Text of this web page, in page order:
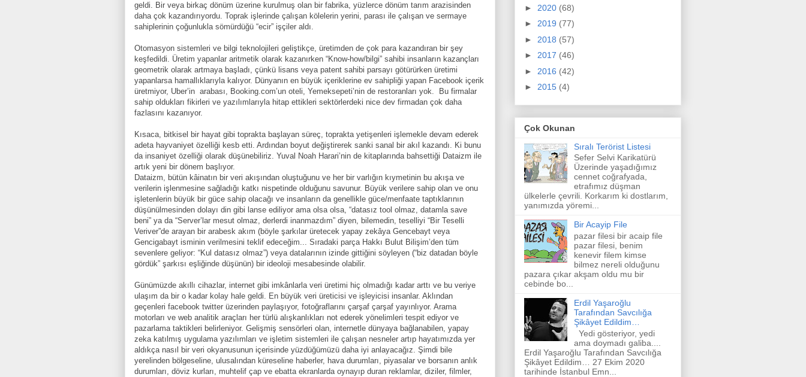
geldi. Bir veya birkaç dönüm üzerine kurulmuş olan bir fabrika, yüzlerce dönüm tarım arazisinden
daha çok kazandırıyordu. Toprak işlerinde çalışan kölelerin yerini, parası ile çalışan ve sermaye
sahiplerinin çoğunlukla sömürdüğü “ecir” işçiler aldı.
Otomasyon sistemleri ve bilgi teknolojileri geliştikçe, üretimden de çok para kazandıran bir şey
keşfedildi. Üretim yapanlar aritmetik olarak kazanırken “Know-how/bilgi” sahibi insanların kazançları
geometrik olarak artmaya başladı, çünkü lisans veya patent sahibi parsayı götürürken üretimi
yapanlarsa hamallıklarıyla kalıyor. Dünyanın en büyük içeriklerine ev sahipliği yapan Facebook içerik
üretmiyor, Uber’in arabası, Booking.com’un oteli, Yemeksepeti’nin de restoranları yok.
Bu firmalar
sahip oldukları fikirleri ve yazılımlarıyla hitap ettikleri sektörlerdeki nice dev firmadan çok daha
fazlasını kazanıyor.
Kısaca, bitkisel bir hayat gibi toprakta başlayan süreç, toprakta yetişenleri işlemekle devam ederek
adeta hayvaniyet özelliği kesb etti. Ardından boyut değiştirerek sanki sanal bir akıl kazandı. Ki bunu
da insaniyet özelliği olarak düşünebiliriz. Yuval Noah Harari’nin de kitaplarında bahsettiği Dataizm ile
artık yeni bir dönem başlıyor.
Dataizm, bütün kâinatın bir veri akışından oluştuğunu ve her bir varlığın kıymetinin bu akışa ve
verilerin işlenmesine sağladığı katkı nispetinde olduğunu savunur. Büyük verilere sahip olan ve onu
işletenlerin büyük bir güce sahip olacağı ve insanların da genellikle güce/menfaate taptıklarının
düşünülmesinden dolayı din gibi lanse ediliyor ama olsa olsa, “datasız tool olmaz, datamla save
beni” ya da “Server’lar mesut olmaz, derlerdi inanmazdım” diyen, bilemedin, teselliyi “Bir Teselli
Veriver”de arayan bir arabesk akım (böyle şarkılar üretecek yapay zekâya Gencebayt veya
Gencigabayt isminin verilmesini teklif edeceğim... Sıradaki parça Hakkı Bulut Bilişim’den tüm
sevenlere geliyor: “Kul datasız olmaz”) veya datalarının izinde gittiğini söyleyen (“biz datadan böyle
gördük” şarkısı eşliğinde düşünün) bir ideoloji mesabesinde olabilir.
Günümüzde akıllı cihazlar, internet gibi imkânlarla veri üretimi hiç olmadığı kadar arttı ve bu veriye
ulaşım da bir o kadar kolay hale geldi. En büyük veri üreticisi ve işleyicisi insanlar. Aklından
geçenleri facebook twitter üzerinden paylaşıyor, fotoğraflarını çarşaf çarşaf yayınlıyor. Arama
motorları ve web analitik araçları her türlü alışkanlıkları not ederek yönelimleri tespit ediyor ve
pazarlama taktikleri belirleniyor. Gelişmiş sensörleri olan, internetle dünyaya bağlanabilen, yapay
zeka katılmış uygulama yazılımları ve işletim sistemleri ile çalışan nesneler artıp hayatımızda yer
aldıkça nasıl bir veri okyanusunun içerisinde yüzdüğümüzü daha iyi anlayacağız. Şimdi bile
yerelinden bölgeseline, ulusalından küreseline haberler, hava durumları, piyasalar ve borsanın anlık
durumları, döviz kurları, muhtelif çap ve ebatta ekranlarda oynayıp duran reklamlar, diziler, filmler,
► 2020 (68)
► 2019 (77)
► 2018 (57)
► 2017 (46)
► 2016 (42)
► 2015 (4)
Çok Okunan
Sıralı Terörist Listesi
Sefer Selvi Karikatürü
Üzerinde yaşadığımız
cennet coğrafyada,
etrafımız düşman
ülkelerle çevrili. Korkarım ki dostlarım,
yanımızda yöremi...
Bir Acayip File
pazar filesi bir acaip file
pazar filesi, benim
kenevir filem kimse
bilmez nereli olduğunu
pazara çıkar akşam oldu mu bir
cebinde bo...
Erdil Yaşaroğlu
Tarafından Savcılığa
Şikâyet Edildim…
Yedi gösteriyor, yedi
ama doymadı galiba....
Erdil Yaşaroğlu Tarafından Savcılığa
Şikâyet Edildim… 27 Ekim 2020
tarihinde İstanbul Emn...